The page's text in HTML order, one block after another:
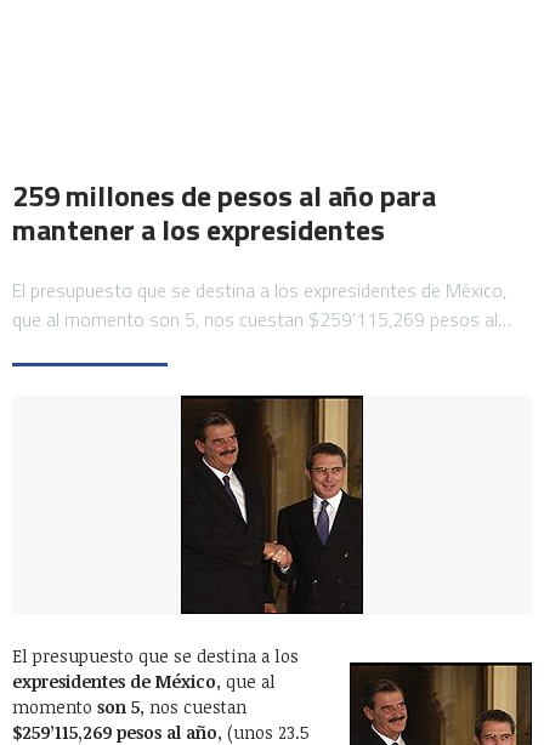
259 millones de pesos al año para
mantener a los expresidentes
El presupuesto que se destina a los expresidentes de México,
que al momento son 5, nos cuestan $259’115,269 pesos al…
El presupuesto que se destina a los
expresidentes de México, que al
momento son 5, nos cuestan
$259’115,269 pesos al año, (unos 23.5